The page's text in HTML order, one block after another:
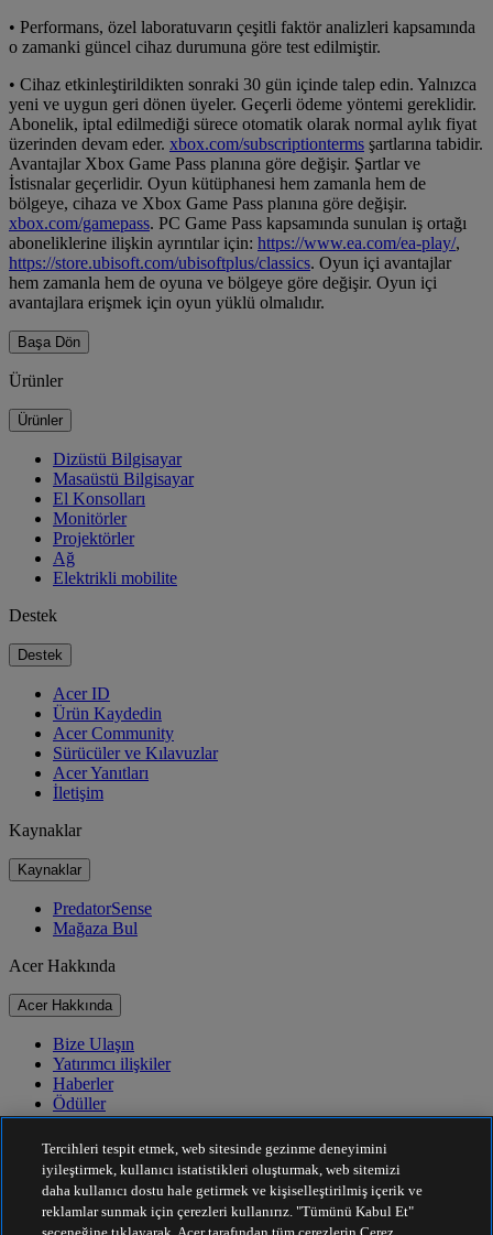
• Performans, özel laboratuvarın çeşitli faktör analizleri kapsamında
o zamanki güncel cihaz durumuna göre test edilmiştir.
• Cihaz etkinleştirildikten sonraki 30 gün içinde talep edin. Yalnızca
yeni ve uygun geri dönen üyeler. Geçerli ödeme yöntemi gereklidir.
Abonelik, iptal edilmediği sürece otomatik olarak normal aylık fiyat
üzerinden devam eder. xbox.com/subscriptionterms şartlarına tabidir.
Avantajlar Xbox Game Pass planına göre değişir. Şartlar ve
İstisnalar geçerlidir. Oyun kütüphanesi hem zamanla hem de
bölgeye, cihaza ve Xbox Game Pass planına göre değişir.
xbox.com/gamepass. PC Game Pass kapsamında sunulan iş ortağı
aboneliklerine ilişkin ayrıntılar için: https://www.ea.com/ea-play/,
https://store.ubisoft.com/ubisoftplus/classics. Oyun içi avantajlar
hem zamanla hem de oyuna ve bölgeye göre değişir. Oyun içi
avantajlara erişmek için oyun yüklü olmalıdır.
Başa Dön
Ürünler
Ürünler
Dizüstü Bilgisayar
Masaüstü Bilgisayar
El Konsolları
Monitörler
Projektörler
Ağ
Elektrikli mobilite
Destek
Destek
Acer ID
Ürün Kaydedin
Acer Community
Sürücüler ve Kılavuzlar
Acer Yanıtları
İletişim
Kaynaklar
Kaynaklar
PredatorSense
Mağaza Bul
Acer Hakkında
Acer Hakkında
Bize Ulaşın
Yatırımcı ilişkiler
Haberler
Ödüller
Etkinlikler
Sürdürülebilirlik
Sürdürülebilirlik
Tercihleri tespit etmek, web sitesinde gezinme deneyimini
iyileştirmek, kullanıcı istatistikleri oluşturmak, web sitemizi
daha kullanıcı dostu hale getirmek ve kişiselleştirilmiş içerik ve
reklamlar sunmak için çerezleri kullanırız. "Tümünü Kabul Et"